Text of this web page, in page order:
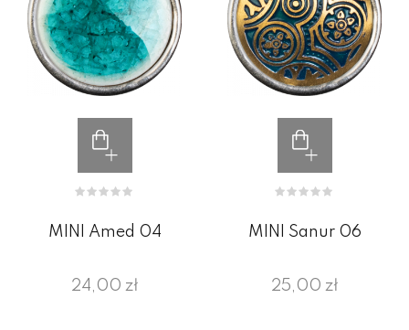
MINI Amed 04
24,00 zł
MINI Sanur 06
25,00 zł